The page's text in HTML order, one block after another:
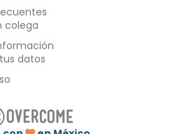
colega
datos